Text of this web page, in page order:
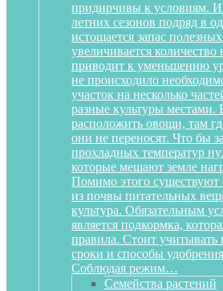
придирчивы к условиям.
летних сезонов подряд в
истощается запас
увеличивается количество
приводит к уменьшению
не происходило
участок на несколько
разные культуры местами.
расположить овощи, там
они не переносят. Что бы
прохладных температур
которые мешают земле
Помимо этого
из почвы питательных
культура. Обязательным
является подкормка,
правила. Стоит учитывать
сроки и способы
Соблюдая режим…
Семейства растений